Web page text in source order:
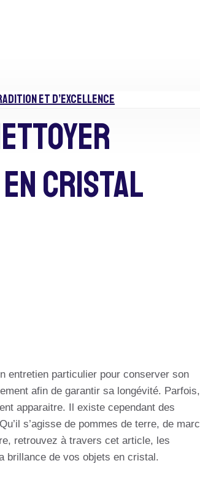
ET D’EXCELLENCE
En Cristal
entretien particulier pour conserver son
afin de garantir sa longévité. Parfois,
apparaitre. Il existe cependant des
s’agisse de pommes de terre, de marc
retrouvez à travers cet article, les
brillance de vos objets en cristal.